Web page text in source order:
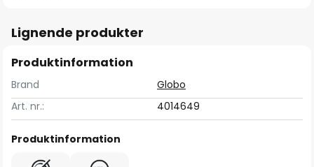
Lignende produkter
Produktinformation
Brand
Globo
Art. nr.:
4014649
Produktinformation